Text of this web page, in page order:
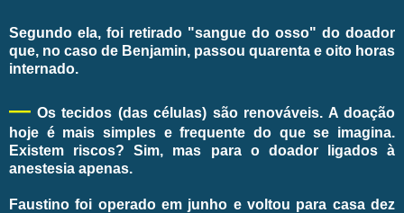
Segundo ela, foi retirado "sangue do osso" do doador
que, no caso de Benjamin, passou quarenta e oito horas
internado.
— Os tecidos (das células) são renováveis. A doação
hoje é mais simples e frequente do que se imagina.
Existem riscos? Sim, mas para o doador ligados à
anestesia apenas.
Faustino foi operado em junho e voltou para casa dez